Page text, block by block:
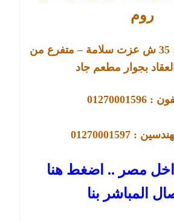
روم
35 ش عزت سلامة – متفرع من
بجوار مطعم جاد
: 01270001596
: 01270001597
مصر .. اضغط هنا
المباشر بنا